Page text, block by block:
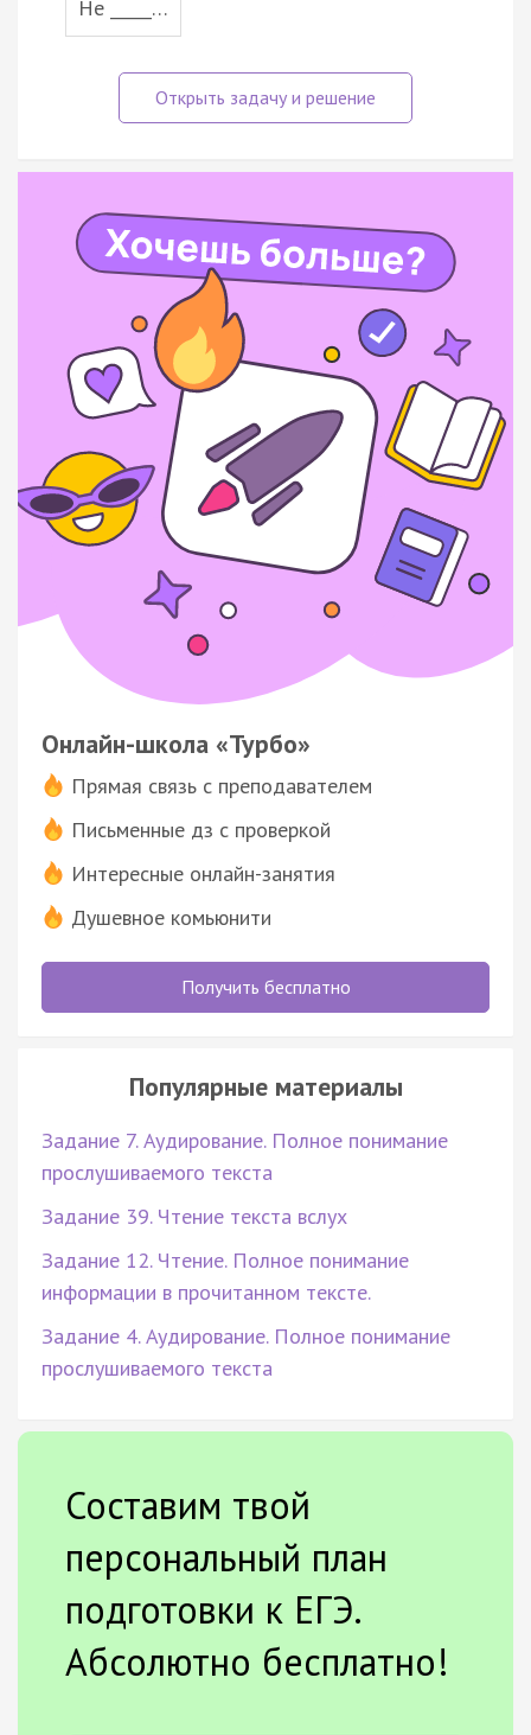
He _____…
Онлайн-школа «Турбо»
Прямая связь с преподавателем
Письменные дз с проверкой
Интересные онлайн-занятия
Душевное комьюнити
Получить бесплатно
Популярные материалы
Задание 7. Аудирование. Полное понимание
прослушиваемого текста
Задание 39. Чтение текста вслух
Задание 12. Чтение. Полное понимание
информации в прочитанном тексте.
Задание 4. Аудирование. Полное понимание
прослушиваемого текста
Составим твой
персональный план
подготовки к ЕГЭ.
Абсолютно бесплатно!